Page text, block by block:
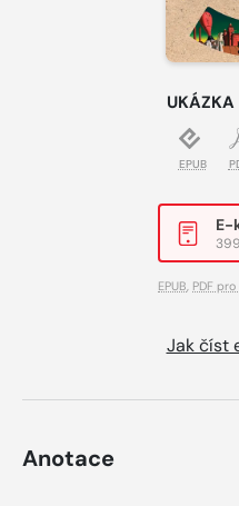
UKÁZKA
EPUB
E-
EPUB, PDF
Jak číst
Anotace